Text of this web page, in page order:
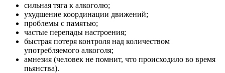
сильная тяга к алкоголю;
ухудшение координации движений;
проблемы с памятью;
частые перепады настроения;
быстрая потеря контроля над количеством
употребляемого алкоголя;
амнезия (человек не помнит, что происходило во время
пьянства).